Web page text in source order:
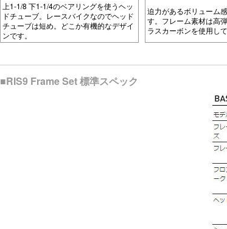
上1-1/8 下1-1/4のベアリングを使うヘッ
ドチューブ。レースバイクなのでヘッド
チューブは短め。どこか有機的なデザイ
ンです。
迫力があるボリューム
す。フレーム素材は高
ラスカーボンを使用して
■RIS9 Frame Set 標準スペック